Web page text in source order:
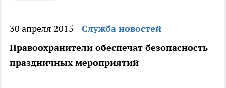
30 апреля 2015
Служба новостей
Правоохранители обеспечат безопасность
праздничных мероприятий